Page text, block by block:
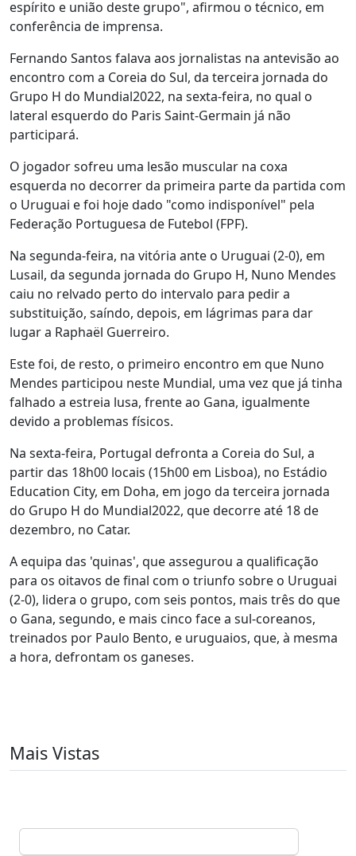
espírito e união deste grupo", afirmou o técnico, em
conferência de imprensa.
Fernando Santos falava aos jornalistas na antevisão ao
encontro com a Coreia do Sul, da terceira jornada do
Grupo H do Mundial2022, na sexta-feira, no qual o
lateral esquerdo do Paris Saint-Germain já não
participará.
O jogador sofreu uma lesão muscular na coxa
esquerda no decorrer da primeira parte da partida com
o Uruguai e foi hoje dado "como indisponível" pela
Federação Portuguesa de Futebol (FPF).
Na segunda-feira, na vitória ante o Uruguai (2-0), em
Lusail, da segunda jornada do Grupo H, Nuno Mendes
caiu no relvado perto do intervalo para pedir a
substituição, saíndo, depois, em lágrimas para dar
lugar a Raphaël Guerreiro.
Este foi, de resto, o primeiro encontro em que Nuno
Mendes participou neste Mundial, uma vez que já tinha
falhado a estreia lusa, frente ao Gana, igualmente
devido a problemas físicos.
Na sexta-feira, Portugal defronta a Coreia do Sul, a
partir das 18h00 locais (15h00 em Lisboa), no Estádio
Education City, em Doha, em jogo da terceira jornada
do Grupo H do Mundial2022, que decorre até 18 de
dezembro, no Catar.
A equipa das 'quinas', que assegurou a qualificação
para os oitavos de final com o triunfo sobre o Uruguai
(2-0), lidera o grupo, com seis pontos, mais três do que
o Gana, segundo, e mais cinco face a sul-coreanos,
treinados por Paulo Bento, e uruguaios, que, à mesma
a hora, defrontam os ganeses.
Mais Vistas